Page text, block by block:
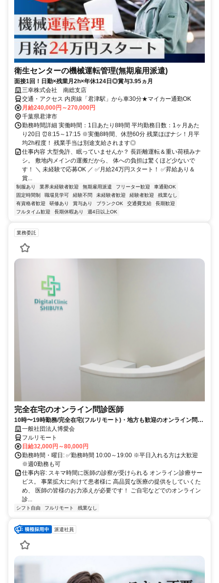
衛生センターの機械運転管理(無期雇用派遣)
面接1回！日勤×残業月2h×年休124日◎賞与3.95ヵ月
三幸株式会社 南総支店
交通・アクセス 内房線「君津駅」から車30分★マイカー通勤OK
月給240,000円～270,000円
千葉県君津市
勤務時間詳細 実働時間：1日あたり8時間 平均勤務日数：1ヶ月あた
り20日 ⏰8:15～17:15 ※実働8時間、休憩60分 残業ほぼナシ！月平
均2h程度！ 残業手当は別途支給されます◎
仕事内容 大型免許、眠っていませんか？ 長距離運転＆重い荷積みナ
シ。 敷地内メインの運搬だから、 体への負担は驚くほど少ないで
す！ ＼ 未経験で応募OK ／ ✅月給24万円スタート！ ✅昇給あり＆
賞...
制服あり 業界未経験者歓迎 無期雇用派遣 フリーター歓迎
車通勤OK
固定時間制
職場見学可 経験不問 未経験者歓迎 経験者歓迎
残業なし
有資格者歓迎
研修あり 賞与あり ブランクOK 交通費支給
長期歓迎
フルタイム歓迎
長期休暇あり 週4日以上OK
業務委託
完全在宅のオンライン問診医師
10時〜19時勤務/完全在宅(フルリモート)・地方も歓迎のオンライン問診
業務一般社団法人博愛会
フルリモート
日給32,000円～80,000円
勤務時間・曜日: ✅勤務時間 10:00～19:00 ※平日入れる方は大歓迎
※週0勤務も可
仕事内容: スキマ時間に医師の診察が受けられる オンライン診療サー
ビス。 事業拡大に向けて患者様に 高品質な医療の提供をしていくた
め、 医師の皆様のお力添えが必要です！ ご自宅などでのオンライン
診...
シフト自由 フルリモート 残業なし
派遣社員